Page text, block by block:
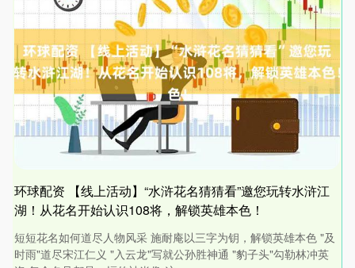
环球配资 【线上活动】“水浒花名猜猜看”邀您玩转水浒江
湖！从花名开始认识108将，解锁英雄本色！
短短花名如何道尽人物风采 施耐庵以三字为钥，解锁英雄本色 "及
时雨"道尽宋江仁义 "入云龙"写就公孙胜神通 "豹子头"勾勒林冲英